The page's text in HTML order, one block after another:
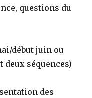
questions du
début juin ou
deux séquences)
des